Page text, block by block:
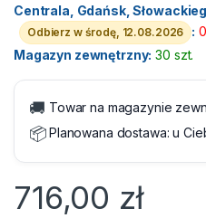
Centrala, Gdańsk,
Odbierz w środę, 12.08.2026 :
Magazyn zewnętrzny: 30 szt.
🚚 Towar na magazynie
📦Planowana dostawa:u
716,00 zł